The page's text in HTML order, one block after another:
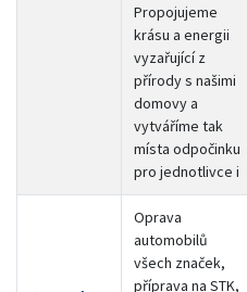
Propojujeme
krásu a energii
vyzařující z
přírody s našimi
domovy a
vytváříme tak
místa odpočinku
pro jednotlivce i
Oprava
automobilů
všech značek,
příprava na STK,